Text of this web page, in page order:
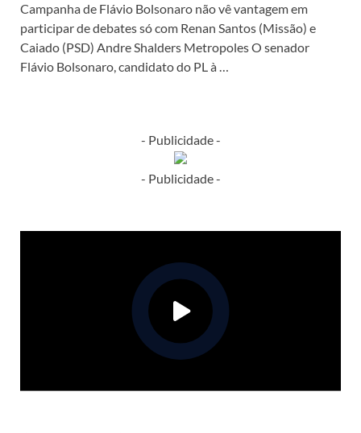
Campanha de Flávio Bolsonaro não vê vantagem em
participar de debates só com Renan Santos (Missão) e
Caiado (PSD) Andre Shalders Metropoles O senador
Flávio Bolsonaro, candidato do PL à …
- Publicidade -
- Publicidade -